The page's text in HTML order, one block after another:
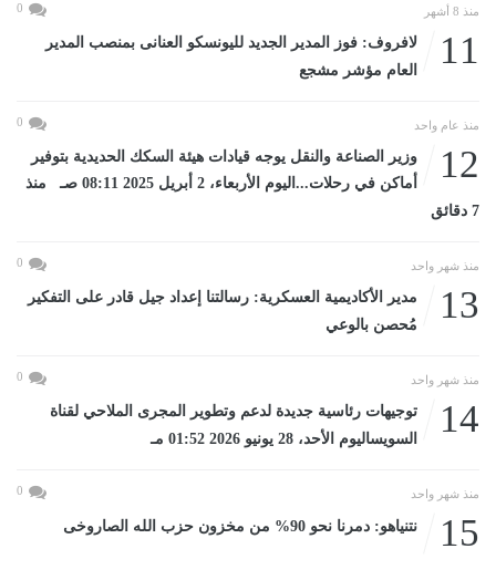
منذ 8 أشهر 0
11
لافروف: فوز المدير الجديد لليونسكو العنانى بمنصب المدير
العام مؤشر مشجع
منذ عام واحد 0
12
وزير الصناعة والنقل يوجه قيادات هيئة السكك الحديدية بتوفير
أماكن في رحلات...اليوم الأربعاء، 2 أبريل 2025 08:11 صـ منذ
7 دقائق
منذ شهر واحد 0
13
مدير الأكاديمية العسكرية: رسالتنا إعداد جيل قادر على التفكير
مُحصن بالوعي
منذ شهر واحد 0
14
توجيهات رئاسية جديدة لدعم وتطوير المجرى الملاحي لقناة
السويساليوم الأحد، 28 يونيو 2026 01:52 مـ
منذ شهر واحد 0
15 نتنياهو: دمرنا نحو 90% من مخزون حزب الله الصاروخى